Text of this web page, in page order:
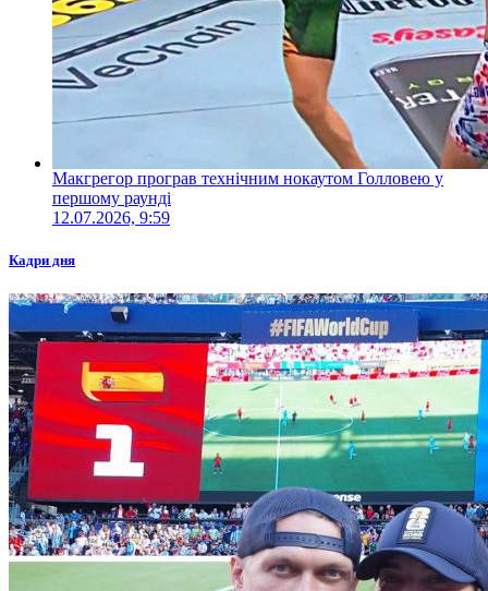
Макгрегор програв технічним нокаутом Голловею у
першому раунді
12.07.2026, 9:59
Кадри дня